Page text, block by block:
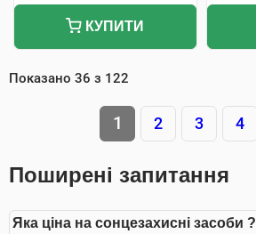
КУПИТИ
Показано 36 з 122
1 2 3 4
Поширені запитання
Яка ціна на сонцезахисні засоби ?